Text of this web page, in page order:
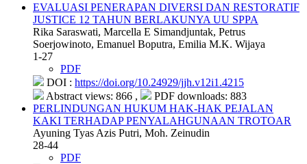
EVALUASI PENERAPAN DIVERSI DAN RESTORATIF
JUSTICE 12 TAHUN BERLAKUNYA UU SPPA
Rika Saraswati, Marcella E Simandjuntak, Petrus
Soerjowinoto, Emanuel Boputra, Emilia M.K. Wijaya
1-27
PDF
DOI : https://doi.org/10.24929/jjh.v12i1.4215
Abstract views: 866 ,
PDF downloads: 883
PERLINDUNGAN HUKUM HAK-HAK PEJALAN
KAKI TERHADAP PENYALAHGUNAAN TROTOAR
Ayuning Tyas Azis Putri, Moh. Zeinudin
28-44
PDF